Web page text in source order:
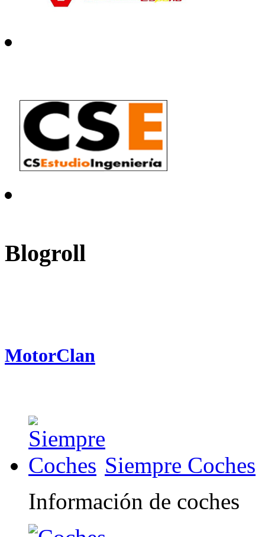
Blogroll
MotorClan
Siempre Coches
Información de coches